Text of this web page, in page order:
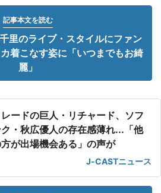
記事本文を読む
里のライブ・スタイルにファン
着こなす姿に「いつまでもお綺
麗」
ードの巨人・リチャード、ソフ
ク・秋広優人の存在感薄れ...「他
が出場機会ある」の声が
J-CASTニュース